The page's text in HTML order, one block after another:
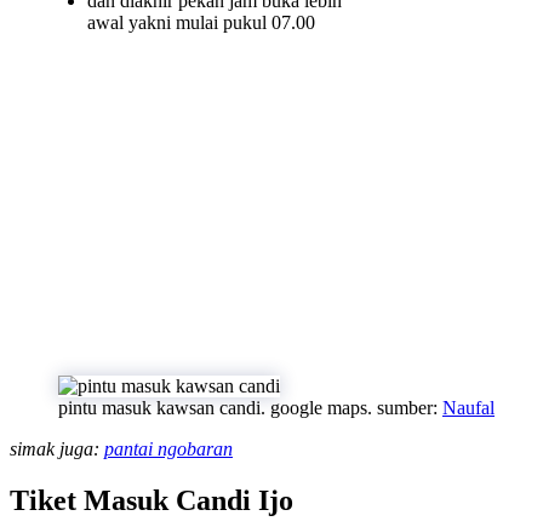
awal yakni mulai pukul 07.00
pintu masuk kawsan candi. google maps. sumber: Naufal
simak juga: pantai ngobaran
Tiket Masuk Candi Ijo